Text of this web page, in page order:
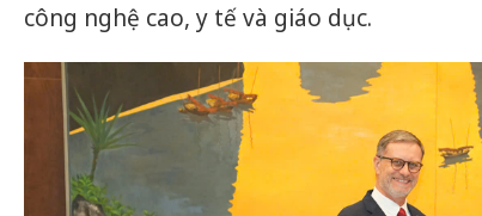
công nghệ cao, y tế và giáo dục.